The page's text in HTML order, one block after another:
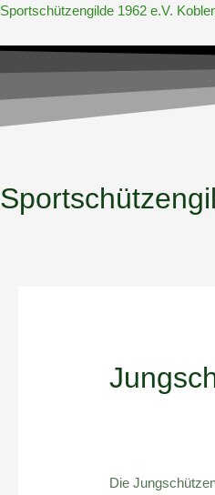
Zum
springen
Sportschützengilde 1962 e.V.
Die